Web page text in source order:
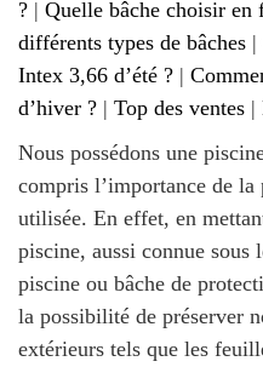
? | Quelle bâche choisir en
différents types de bâches |
Intex 3,66 d’été ? |
d’hiver ? | Top des ventes |
Nous possédons une
compris l’importance de la
utilisée. En effet, en
piscine, aussi connue sous
piscine ou bâche de
la possibilité de préserver
extérieurs tels que les